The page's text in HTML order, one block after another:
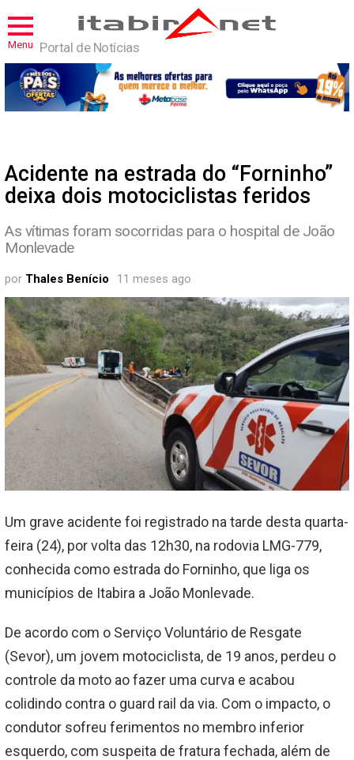
Menu Portal de Notícias
Acidente na estrada do “Forninho”
deixa dois motociclistas feridos
As vítimas foram socorridas para o hospital de João
Monlevade
por Thales Benício 11 meses ago
Um grave acidente foi registrado na tarde desta quarta-
feira (24), por volta das 12h30, na rodovia LMG-779,
conhecida como estrada do Forninho, que liga os
municípios de Itabira a João Monlevade.
De acordo com o Serviço Voluntário de Resgate
(Sevor), um jovem motociclista, de 19 anos, perdeu o
controle da moto ao fazer uma curva e acabou
colidindo contra o guard rail da via. Com o impacto, o
condutor sofreu ferimentos no membro inferior
esquerdo, com suspeita de fratura fechada, além de